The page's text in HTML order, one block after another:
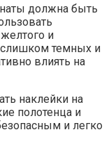
должна быть
и
слишком темных и
влиять на
наклейки на
полотенца и
и легко